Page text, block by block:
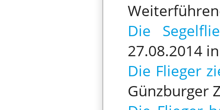
Die
27.08.2014
Die Flieger
Günzburger